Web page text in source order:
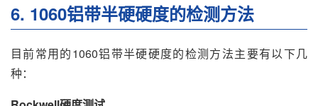
6. 1060铝带半硬硬度的检测方法
目前常用的1060铝带半硬硬度的检测方法主要有以下几
种：